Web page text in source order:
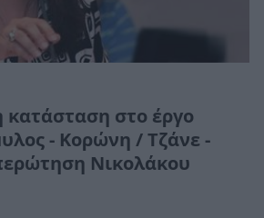
κατάσταση στο έργο
- Κορώνη / Τζάνε -
Νικολάκου